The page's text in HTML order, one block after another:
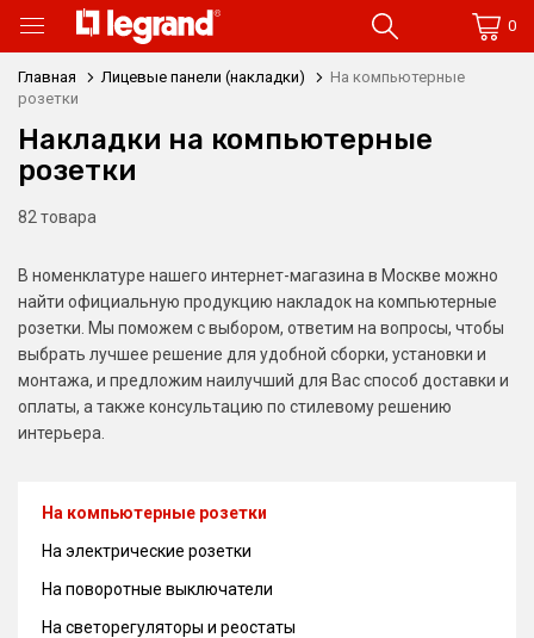
0
Главная Лицевые панели (накладки)
На компьютерные
розетки
Накладки на компьютерные
розетки
82 товара
В номенклатуре нашего интернет-магазина в Москве можно
найти официальную продукцию накладок на компьютерные
розетки. Мы поможем с выбором, ответим на вопросы, чтобы
выбрать лучшее решение для удобной сборки, установки и
монтажа, и предложим наилучший для Вас способ доставки и
оплаты, а также консультацию по стилевому решению
интерьера.
На компьютерные розетки
На электрические розетки
На поворотные выключатели
На светорегуляторы и реостаты